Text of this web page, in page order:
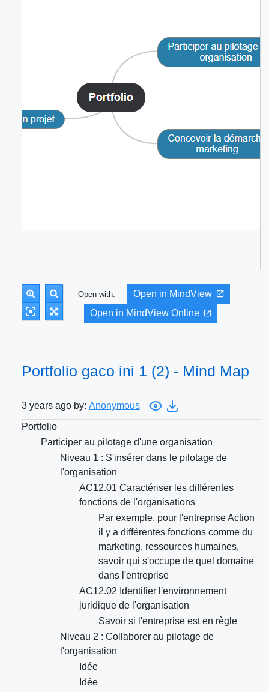
Open with:
Open in MindView
Open in MindView Online
Portfolio gaco ini 1 (2) - Mind Map
3 years ago by: Anonymous
Portfolio
Participer au pilotage d'une organisation
Niveau 1 : S'insérer dans le pilotage de
l'organisation
AC12.01 Caractériser les différentes
fonctions de l'organisations
Par exemple, pour l'entreprise Action
il y a différentes fonctions comme du
marketing, ressources humaines,
savoir qui s'occupe de quel domaine
dans l'entreprise
AC12.02 Identifier l'environnement
juridique de l'organisation
Savoir si l'entreprise est en règle
Niveau 2 : Collaborer au pilotage de
l'organisation
Idée
Idée